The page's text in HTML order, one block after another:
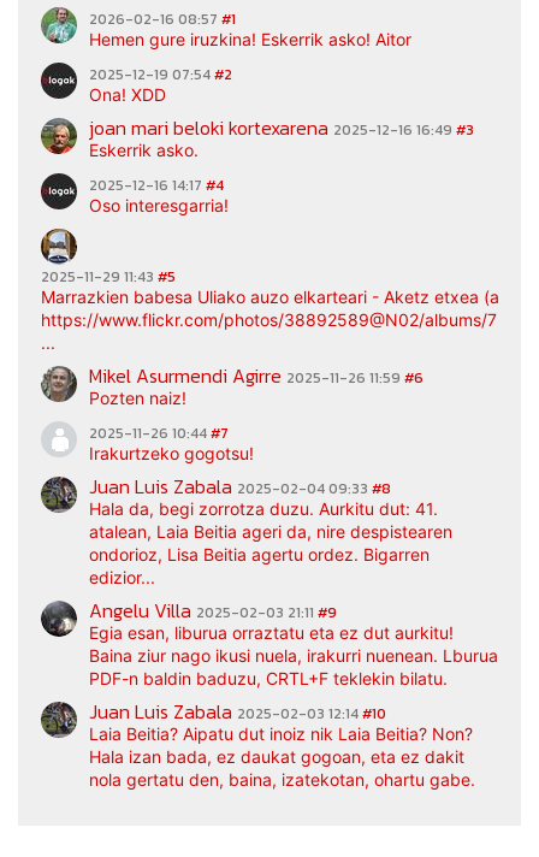
2026-02-16 08:57 #1
Hemen gure iruzkina! Eskerrik asko! Aitor
2025-12-19 07:54#2
Ona! XDD
joan mari beloki kortexarena 2025-12-16 16:49 #3
Eskerrik asko.
2025-12-16 14:17 #4
Oso interesgarria!
2025-11-29 11:43 #5
Marrazkien babesa Uliako auzo elkarteari - Aketz etxea
https://www.flickr.com/photos/38892589@N02/albums/
...
Mikel Asurmendi Agirre 2025-11-26 11:59 #6
Pozten naiz!
2025-11-26 10:44#7
Irakurtzeko gogotsu!
Juan Luis Zabala 2025-02-04 09:33 #8
Hala da, begi zorrotza duzu. Aurkitu dut: 41.
atalean, Laia Beitia ageri da, nire despistearen
ondorioz, Lisa Beitia agertu ordez. Bigarren
edizior...
Angelu Villa 2025-02-03 21:11 #9
Egia esan, liburua orraztatu eta ez dut aurkitu!
Baina ziur nago ikusi nuela, irakurri nuenean. Lburua
PDF-n baldin baduzu, CRTL+F teklekin bilatu.
Juan Luis Zabala 2025-02-03 12:14#10
Laia Beitia? Aipatu dut inoiz nik Laia Beitia? Non?
Hala izan bada, ez daukat gogoan, eta ez dakit
nola gertatu den, baina, izatekotan, ohartu gabe.